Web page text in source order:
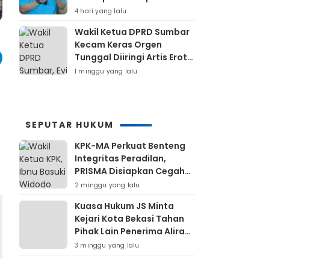
Verifikasi KPU Untuk Pemilu
2029
4 hari yang lalu
Wakil Ketua DPRD Sumbar
Kecam Keras Orgen
Tunggal Diiringi Artis Erotis
Di Kuranji
1 minggu yang lalu
SEPUTAR HUKUM
KPK-MA Perkuat Benteng
Integritas Peradilan,
PRISMA Disiapkan Cegah
Korupsi Sejak Hulu
2 minggu yang lalu
Kuasa Hukum JS Minta
Kejari Kota Bekasi Tahan
Pihak Lain Penerima Aliran
Dana Rp80 Juta
3 minggu yang lalu